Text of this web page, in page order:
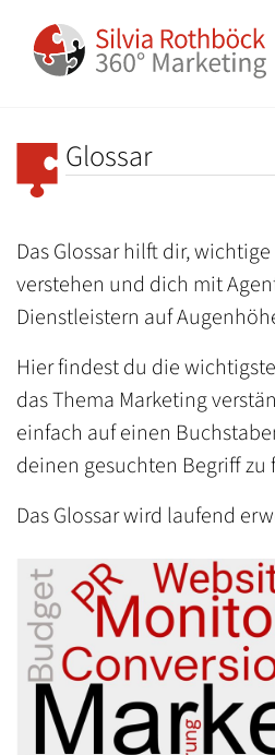
Glossar
Das Glossar hilft dir,
verstehen und dich mit
Dienstleistern auf
Hier findest du die
das Thema Marketing
einfach auf einen
deinen gesuchten Begriff zu
Das Glossar wird laufend